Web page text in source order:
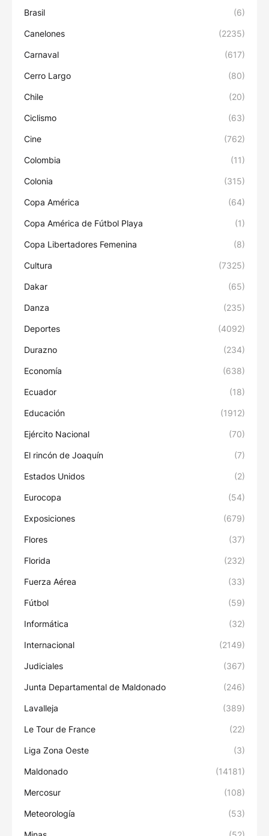
Brasil (6)
Canelones (2235)
Carnaval (617)
Cerro Largo (80)
Chile (20)
Ciclismo (63)
Cine (762)
Colombia (11)
Colonia (315)
Copa América (64)
Copa América de Fútbol Playa (1)
Copa Libertadores Femenina (8)
Cultura (7325)
Dakar (65)
Danza (235)
Deportes (4092)
Durazno (234)
Economía (638)
Ecuador (18)
Educación (1912)
Ejército Nacional (70)
El rincón de Joaquín (7)
Estados Unidos (2)
Eurocopa (54)
Exposiciones (679)
Flores (37)
Florida (232)
Fuerza Aérea (33)
Fútbol (59)
Informática (32)
Internacional (2149)
Judiciales (367)
Junta Departamental de Maldonado (246)
Lavalleja (389)
Le Tour de France (22)
Liga Zona Oeste (3)
Maldonado (14181)
Mercosur (108)
Meteorología (53)